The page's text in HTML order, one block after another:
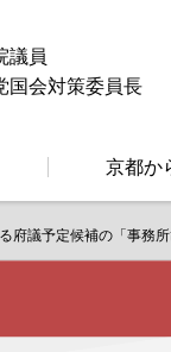
議員
国会対策委員長
京都か
府議予定候補の「事務